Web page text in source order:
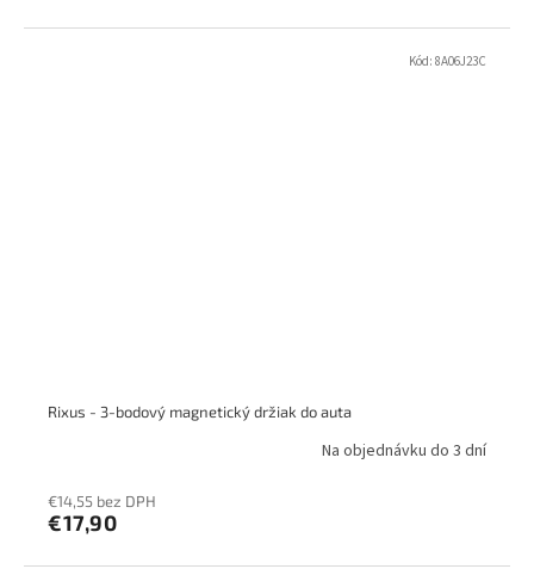
Rixus - 3-bodový magnetický držiak do auta
Na objednávku do 3 dní
€14,55 bez DPH
€17,90
Kód: 8A06J23C